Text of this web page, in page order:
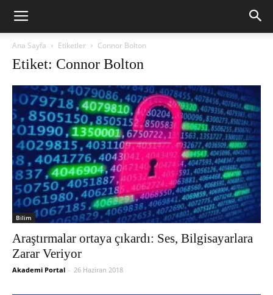
Ana Sayfa Etiketler Connor Bolton
Etiket: Connor Bolton
Bilim
Araştırmalar ortaya çıkardı: Ses, Bilgisayarlara
Zarar Veriyor
Akademi Portal - 26 Haziran 2018